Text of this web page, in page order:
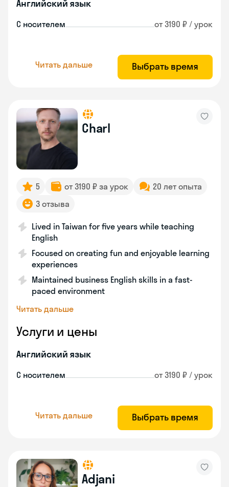
Английский язык
С носителем от 3190 ₽ / урок
Читать дальше Выбрать время
Charl
5 от 3190 ₽ за урок
20 лет опыта
3 отзыва
Lived in Taiwan for five years while teaching
English
Focused on creating fun and enjoyable learning
experiences
Maintained business English skills in a fast-
paced environment
Читать дальше
Услуги и цены
Английский язык
С носителем от 3190 ₽ / урок
Читать дальше Выбрать время
Adjani